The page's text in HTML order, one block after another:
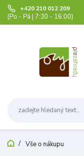
+420 210 012 209
(Po - Pá | 7:30 - 16:00)
Vše o nákupu